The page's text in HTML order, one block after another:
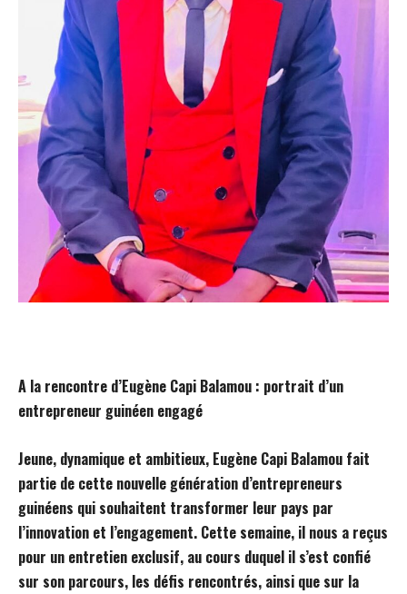
A la rencontre d’Eugène Capi Balamou : portrait d’un
entrepreneur guinéen engagé
Jeune, dynamique et ambitieux, Eugène Capi Balamou fait
partie de cette nouvelle génération d’entrepreneurs
guinéens qui souhaitent transformer leur pays par
l’innovation et l’engagement. Cette semaine, il nous a reçus
pour un entretien exclusif, au cours duquel il s’est confié
sur son parcours, les défis rencontrés, ainsi que sur la